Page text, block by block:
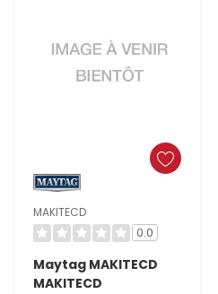
MAKITECD
0.0
Maytag MAKITECD
MAKITECD